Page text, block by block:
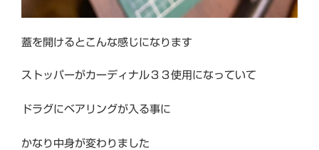
蓋を開けるとこんな感じになります
ストッパーがカーディナル３３使用になっていて
ドラグにベアリングが入る事に
かなり中身が変わりました